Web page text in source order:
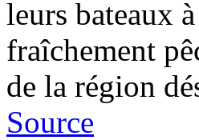
leurs bateaux
fraîchement
de la région
Source